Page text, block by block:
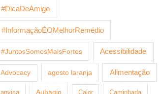
#DicaDeAmigo
#InformaçãoÉOMelhorRemédio
#JuntosSomosMaisFortes Acessibilidade
Advocacy agosto laranja Alimentação
anvisa Aubagio Calor Caminhada